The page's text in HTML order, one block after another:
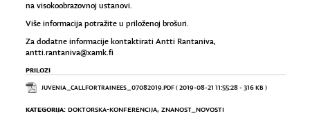
na visokoobrazovnoj ustanovi.
Više informacija potražite u priloženoj brošuri.
Za dodatne informacije kontaktirati Antti Rantaniva,
antti.rantaniva@xamk.fi
PRILOZI
JUVENIA_CALLFORTRAINEES_07082019.PDF( 2019-08-21 11:55:28 - 316 KB )
KATEGORIJA: DOKTORSKA-KONFERENCIJA, ZNANOST_NOVOSTI